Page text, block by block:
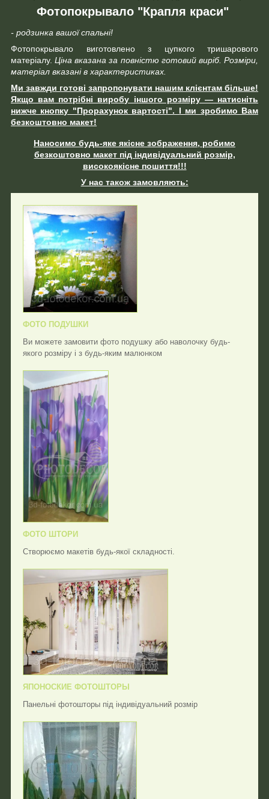
Фотопокрывало "Крапля краси"
- родзинка вашої спальні!
Фотопокрывало виготовлено з цупкого тришарового
матеріалу.Ціна вказана за повністю готовий виріб. Розміри,
матеріал вказані в характеристиках.
Ми завжди готові запропонувати нашим клієнтам більше!
Якщо вам потрібні виробу іншого розміру ― натисніть
нижче кнопку "Прорахунок вартості". І ми зробимо Вам
безкоштовно макет!
Наносимо будь-яке якісне зображення, робимо
безкоштовно макет під індивідуальний розмір,
високоякісне пошиття!!!
У нас також замовляють:
ФОТО ПОДУШКИ
Ви можете замовити фото подушку або наволочку будь-
якого розміру і з будь-яким малюнком
ФОТО ШТОРИ
Створюємо макетів будь-якої складності.
ЯПОНОСКИЕ ФОТОШТОРЫ
Панельні фотошторы під індивідуальний розмір